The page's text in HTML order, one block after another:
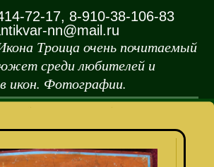
72-17, 8-910-38-106-83
nn@mail.ru
Троица очень почитаемый
среди любителей и
икон. Фотографии.